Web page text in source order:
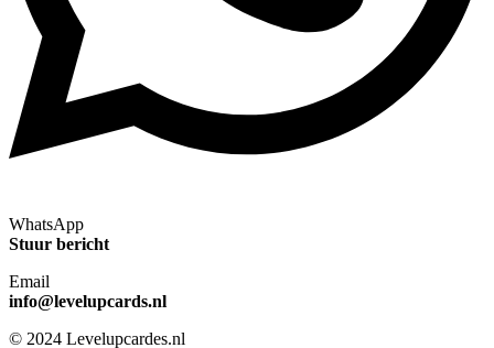
WhatsApp
Stuur bericht
Email
info@levelupcards.nl
© 2024 Levelupcardes.nl